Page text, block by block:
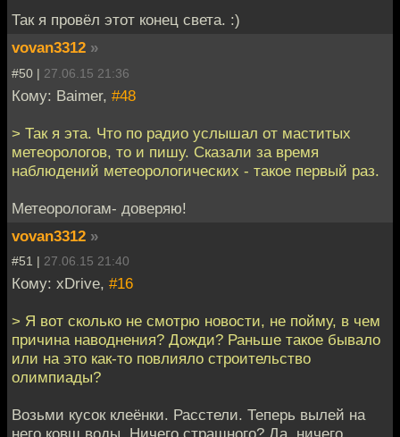
Так я провёл этот конец света. :)
vovan3312 »
#50 | 27.06.15 21:36
Кому: Baimer, #48
> Так я эта. Что по радио услышал от маститых
метеорологов, то и пишу. Сказали за время
наблюдений метеорологических - такое первый раз.
Метеорологам- доверяю!
vovan3312 »
#51 | 27.06.15 21:40
Кому: xDrive, #16
> Я вот сколько не смотрю новости, не пойму, в чем
причина наводнения? Дожди? Раньше такое бывало
или на это как-то повлияло строительство
олимпиады?
Возьми кусок клеёнки. Расстели. Теперь вылей на
него ковш воды. Ничего страшного? Да, ничего